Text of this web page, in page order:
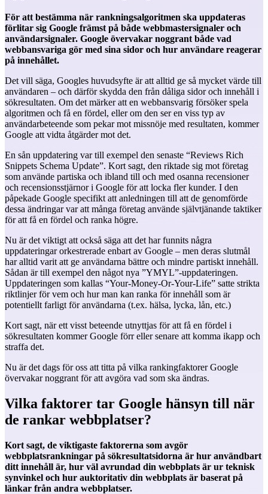
För att bestämma när rankningsalgoritmen ska uppdateras
förlitar sig Google främst på både webbmastersignaler och
användarsignaler. Google övervakar noggrant både vad
webbansvariga gör med sina sidor och hur användare reagerar
på innehållet.
Det vill säga, Googles huvudsyfte är att alltid ge så mycket värde till
användaren – och därför skydda den från dåliga sidor och innehåll i
sökresultaten. Om det märker att en webbansvarig försöker spela
algoritmen och få en fördel, eller om den ser en viss typ av
användarbeteende som pekar mot missnöje med resultaten, kommer
Google att vidta åtgärder mot det.
En sån uppdatering var till exempel den senaste “Reviews Rich
Snippets Schema Update”. Kort sagt, den riktade sig mot företag
som använde partiska och ibland till och med osanna recensioner
och recensionsstjärnor i Google för att locka fler kunder. I den
påpekade Google specifikt att anledningen till att de genomförde
dessa ändringar var att många företag använde självtjänande taktiker
för att få en fördel och ranka högre.
Nu är det viktigt att också säga att det har funnits några
uppdateringar orkestrerade enbart av Google – men deras slutmål
har alltid varit att ge användarna bättre och mindre partiskt innehåll.
Sådan är till exempel den något nya ”YMYL”-uppdateringen.
Uppdateringen som kallas “Your-Money-Or-Your-Life” satte strikta
riktlinjer för vem och hur man kan ranka för innehåll som är
potentiellt farligt för användarna (t.ex. hälsa, lycka, lån, etc.)
Kort sagt, när ett visst beteende utnyttjas för att få en fördel i
sökresultaten kommer Google förr eller senare att komma ikapp och
straffa det.
Nu är det dags för oss att titta på vilka rankingfaktorer Google
övervakar noggrant för att avgöra vad som ska ändras.
Vilka faktorer tar Google hänsyn till när
de rankar webbplatser?
Kort sagt, de viktigaste faktorerna som avgör
webbplatsrankningar på sökresultatsidorna är hur användbart
ditt innehåll är, hur väl avrundad din webbplats är ur teknisk
synvinkel och hur auktoritativ din webbplats är baserat på
länkar från andra webbplatser.